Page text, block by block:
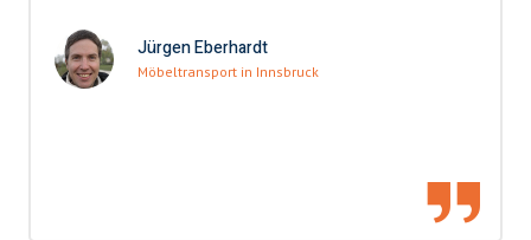
Jürgen Eberhardt
Möbeltransport in Innsbruck